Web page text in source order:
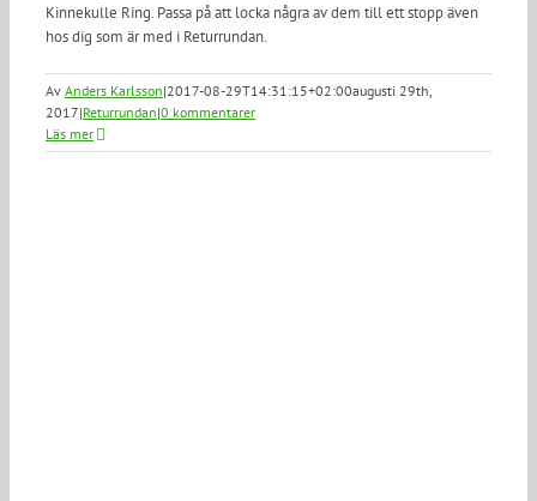
Kinnekulle Ring. Passa på att locka några av dem till ett stopp även
hos dig som är med i Returrundan.
Av Anders Karlsson|2017-08-29T14:31:15+02:00augusti 29th,
2017|Returrundan|0 kommentarer
Läs mer